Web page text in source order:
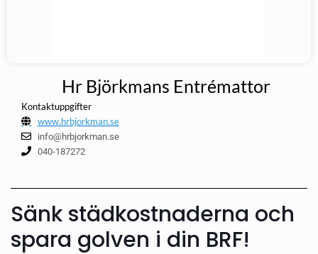
Hr Björkmans Entrémattor
Kontaktuppgifter
www.hrbjorkman.se
info@hrbjorkman.se
040-187272
Sänk städkostnaderna och
spara golven i din BRF!